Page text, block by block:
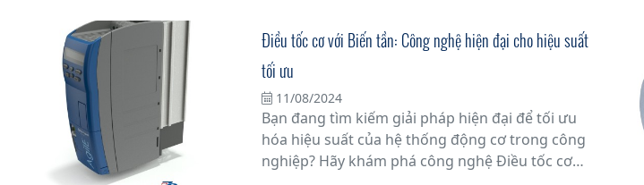
Điều tốc cơ với Biến tần: Công nghệ hiện đại cho hiệu suất
tối ưu
11/08/2024
Bạn đang tìm kiếm giải pháp hiện đại để tối ưu
hóa hiệu suất của hệ thống động cơ trong công
nghiệp? Hãy khám phá công nghệ Điều tốc cơ